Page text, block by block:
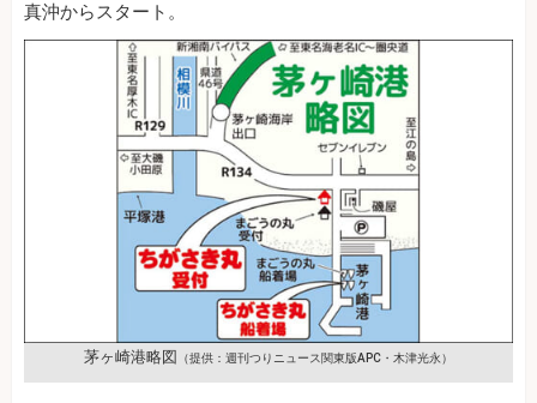
真沖からスタート。
茅ヶ崎港略図 （提供：週刊つりニュース関東版APC・木津光永）